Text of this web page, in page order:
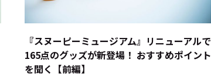
『スヌーピーミュージアム』リニューアルで
165点のグッズが新登場！ おすすめポイント
を聞く【前編】